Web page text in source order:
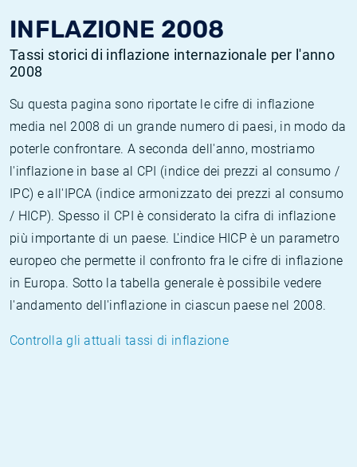
INFLAZIONE 2008
Tassi storici di inflazione internazionale per l'anno
2008
Su questa pagina sono riportate le cifre di inflazione
media nel 2008 di un grande numero di paesi, in modo da
poterle confrontare. A seconda dell'anno, mostriamo
l'inflazione in base al CPI (indice dei prezzi al consumo /
IPC) e all'IPCA (indice armonizzato dei prezzi al consumo
/ HICP). Spesso il CPI è considerato la cifra di inflazione
più importante di un paese. L'indice HICP è un parametro
europeo che permette il confronto fra le cifre di inflazione
in Europa. Sotto la tabella generale è possibile vedere
l'andamento dell'inflazione in ciascun paese nel 2008.
Controlla gli attuali tassi di inflazione